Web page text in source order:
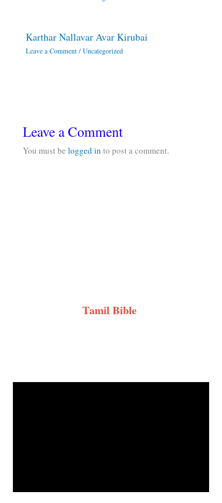
Karthar Nallavar Avar Kirubai
Leave a Comment / Uncategorized
Leave a Comment
You must be logged in to post a comment.
Tamil Bible